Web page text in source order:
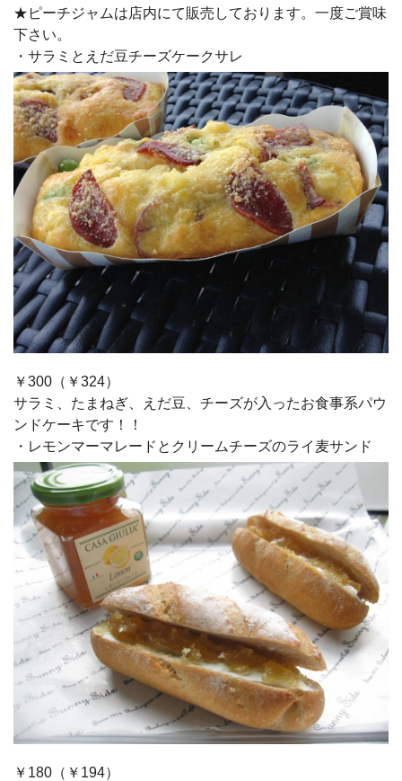
★ピーチジャムは店内にて販売しております。一度ご賞味
下さい。
・サラミとえだ豆チーズケークサレ
￥300（￥324）
サラミ、たまねぎ、えだ豆、チーズが入ったお食事系パウ
ンドケーキです！！
・レモンマーマレードとクリームチーズのライ麦サンド
￥180（￥194）